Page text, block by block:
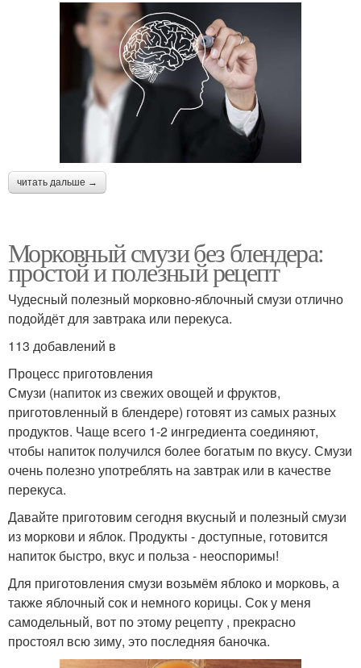
читать дальше →
Морковный смузи без блендера:
простой и полезный рецепт
Чудесный полезный морковно-яблочный смузи отлично
подойдёт для завтрака или перекуса.
113 добавлений в
Процесс приготовления
Смузи (напиток из свежих овощей и фруктов,
приготовленный в блендере) готовят из самых разных
продуктов. Чаще всего 1-2 ингредиента соединяют,
чтобы напиток получился более богатым по вкусу. Смузи
очень полезно употреблять на завтрак или в качестве
перекуса.
Давайте приготовим сегодня вкусный и полезный смузи
из моркови и яблок. Продукты - доступные, готовится
напиток быстро, вкус и польза - неоспоримы!
Для приготовления смузи возьмём яблоко и морковь, а
также яблочный сок и немного корицы. Сок у меня
самодельный, вот по этому рецепту , прекрасно
простоял всю зиму, это последняя баночка.